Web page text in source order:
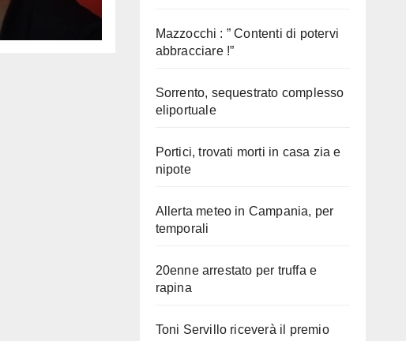
Mazzocchi : ” Contenti di potervi
abbracciare !”
Sorrento, sequestrato complesso
eliportuale
Portici, trovati morti in casa zia e
nipote
Allerta meteo in Campania, per
temporali
20enne arrestato per truffa e
rapina
Toni Servillo riceverà il premio